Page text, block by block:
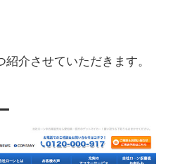
介させていただきます。